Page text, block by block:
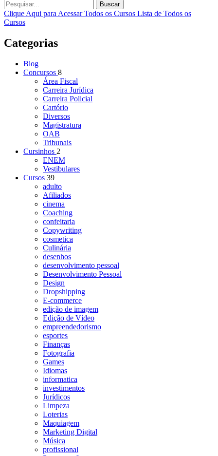
Buscar
Clique Aqui para Acessar Todos os Cursos Lista de Todos os
Cursos
Categorias
Blog
Concursos 8
Área Fiscal
Carreira Jurídica
Carreira Policial
Cartório
Diversos
Magistratura
OAB
Tribunais
Cursinhos 2
ENEM
Vestibulares
Cursos 39
adulto
Afiliados
cinema
Coaching
confeitaria
Copywriting
cosmetica
Culinária
desenhos
desenvolvimento pessoal
Desenvolvimento Pessoal
Design
Dropshipping
E-commerce
edição de imagem
Edição de Vídeo
empreendedorismo
esportes
Finanças
Fotografia
Games
Idiomas
informatica
investimentos
Jurídicos
Limpeza
Loterias
Maquiagem
Marketing Digital
Música
profissional